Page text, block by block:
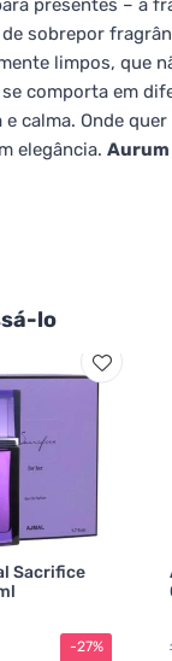
presentes – a
de sobrepor
limpos, que
comporta em
e calma. Onde
elegância. Aurum
lo
Sacrifice
-27%